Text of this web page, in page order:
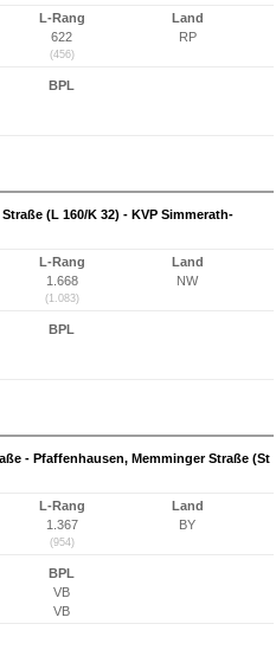
L-Rang
622
(456)
Land
RP
BPL
(L 160/K 32) - KVP Simmerath-
L-Rang
1.668
(1.083)
Land
NW
BPL
- Pfaffenhausen, Memminger Straße (St
L-Rang
1.367
(954)
Land
BY
BPL
VB
VB